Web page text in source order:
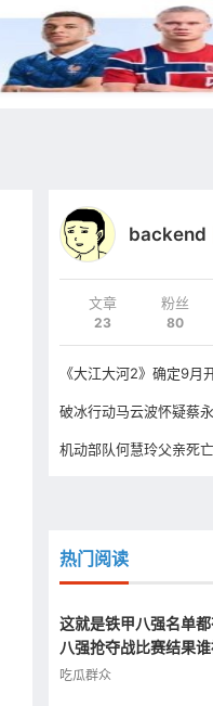
发文
backend
文章
23
粉丝
80
破冰行动马云波怀疑蔡
热门阅读
这就是铁甲八强名单
八强抢夺战比赛结果谁
汰了
吃瓜群众